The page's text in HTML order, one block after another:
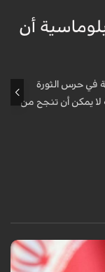
أن
في حرس الثورة
لا يمكن أن تنجح من